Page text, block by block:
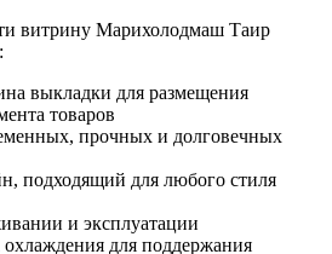
витрину Марихолодмаш Таир
выкладки для размещения
товаров
прочных и долговечных
подходящий для любого стиля
и эксплуатации
для поддержания